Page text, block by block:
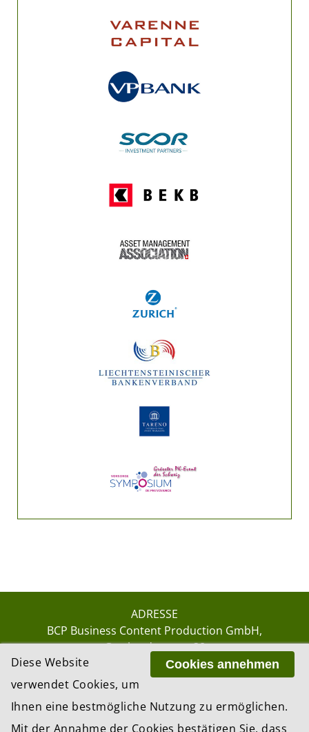
ADRESSE
BCP Business Content Production GmbH
Gotthardstrasse 38
8002 ZürichCookies annehmen
Diese Website
verwendet Cookies, um
Ihnen eine bestmögliche Nutzung zu ermöglichen.
Mit der Annahme der Cookies bestätigen Sie, dass